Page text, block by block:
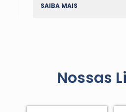
SAIBA MAIS
Nossas